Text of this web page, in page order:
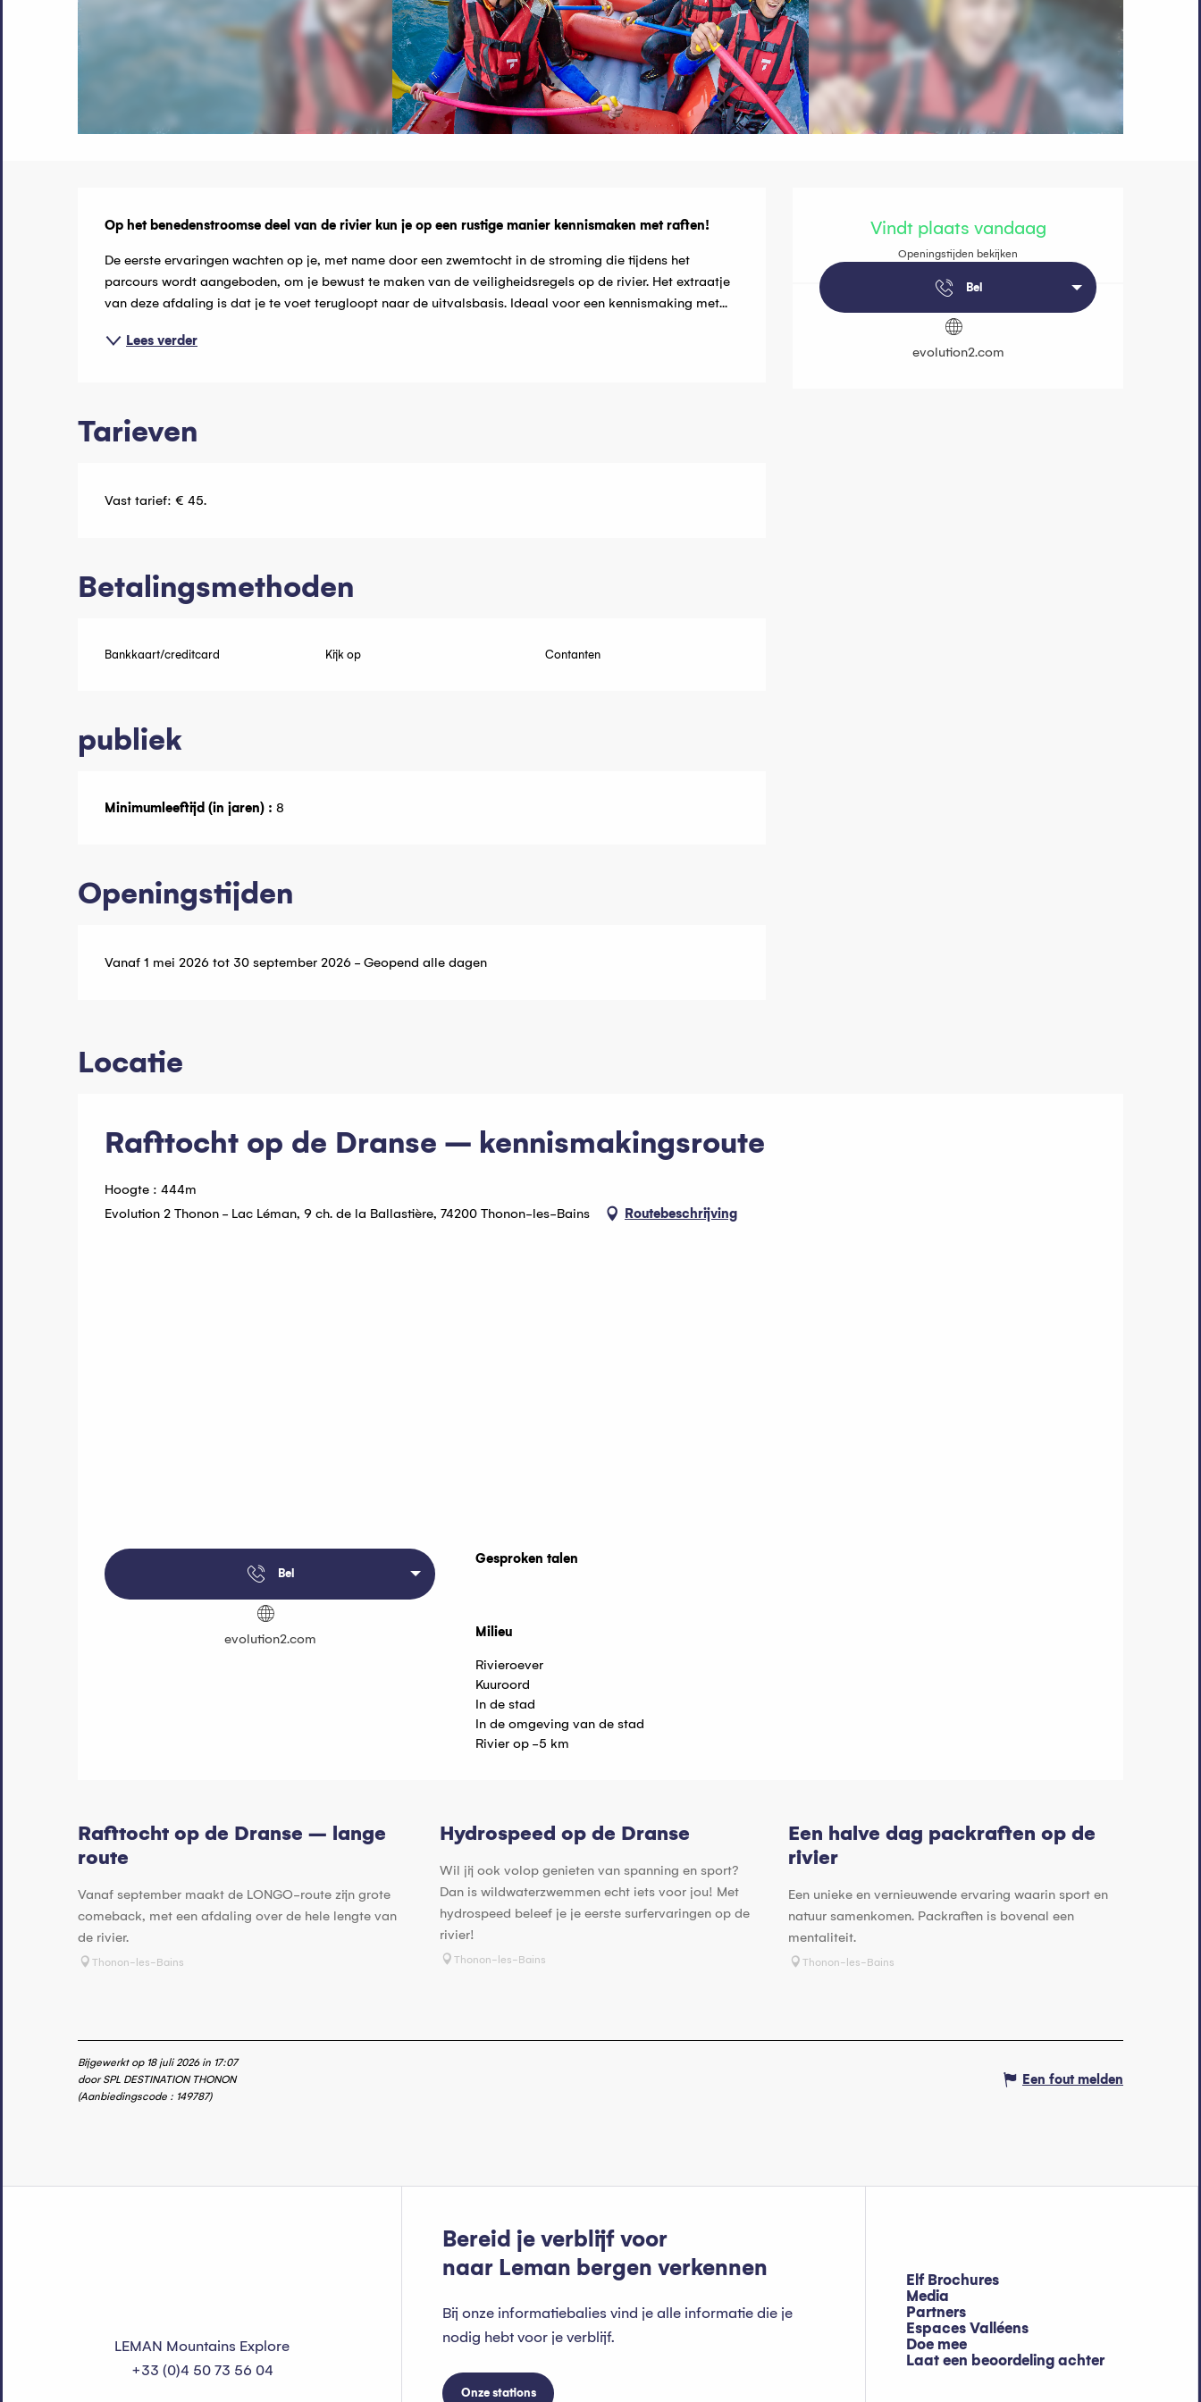
Vindt plaats vandaag
Openingstijden bekijken
Bel
evolution2.com
Beschrijving
Op het benedenstroomse deel van de rivier kun je op een rustige manier kennismaken met raften!
De eerste ervaringen wachten op je, met name door een zwemtocht in de stroming die tijdens het
parcours wordt aangeboden, om je bewust te maken van de veiligheidsregels op de rivier. Het extraatje
van deze afdaling is dat je te voet terugloopt naar de uitvalsbasis. Ideaal voor een kennismaking met...
Lees verder
Tarieven
Vast tarief: € 45.
Betalingsmethoden
Bankkaart/creditcard Kijk op Contanten
publiek
Minimumleeftijd (in jaren) : 8
Openingstijden
Vanaf 1 mei 2026 tot 30 september 2026 - Geopend alle dagen
Locatie
Rafttocht op de Dranse – kennismakingsroute
Hoogte : 444m
Evolution 2 Thonon - Lac Léman, 9 ch. de la Ballastière, 74200 Thonon-les-Bains
Routebeschrijving
Bel
evolution2.com
Gesproken talen
Gesproken talen
Milieu
Milieu
Rivieroever
Kuuroord
In de stad
In de omgeving van de stad
Rivier op -5 km
Rafttocht op de Dranse – lange
route
Vanaf september maakt de LONGO-route zijn grote
comeback, met een afdaling over de hele lengte van
de rivier.
Thonon-les-Bains
Hydrospeed op de Dranse
Wil jij ook volop genieten van spanning en sport?
Dan is wildwaterzwemmen echt iets voor jou! Met
hydrospeed beleef je je eerste surfervaringen op de
rivier!
Thonon-les-Bains
Een halve dag packraften op de
rivier
Een unieke en vernieuwende ervaring waarin sport en
natuur samenkomen. Packraften is bovenal een
mentaliteit.
Thonon-les-Bains
Bijgewerkt op 18 juli 2026 in 17:07
door SPL DESTINATION THONON
(Aanbiedingscode : 149787)
Een fout melden
LEMAN Mountains Explore
+33 (0)4 50 73 56 04
Bereid je verblijf voor
naar Leman bergen verkennen
Bij onze informatiebalies vind je alle informatie die je
nodig hebt voor je verblijf.
Onze stations
Elf Brochures
Media
Partners
Espaces Valléens
Doe mee
Laat een beoordeling achter